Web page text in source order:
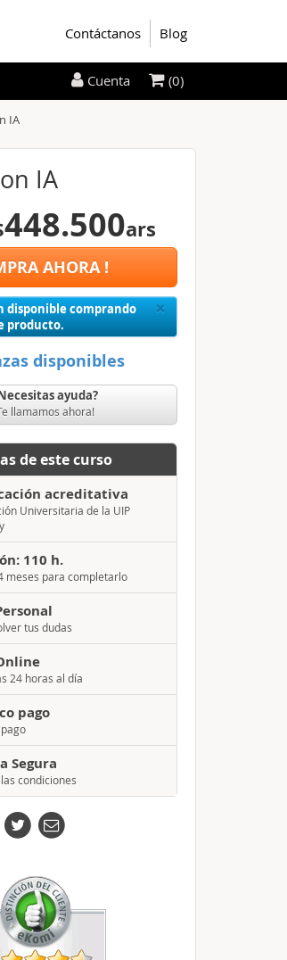
Contáctanos Blog
IA
IA
448.500ars
AHORA !
×Close
disponible comprando
producto.
disponibles
ayuda?
llamamos ahora!
de este curso
acreditativa
Universitaria de la UIP
110 h.
meses para completarlo
tus dudas
24 horas al día
pago
Segura
condiciones
Cuenta (0)